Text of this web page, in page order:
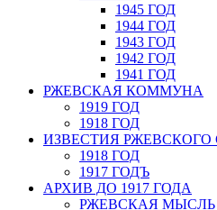
1945 ГОД
1944 ГОД
1943 ГОД
1942 ГОД
1941 ГОД
РЖЕВСКАЯ КОММУНА
1919 ГОД
1918 ГОД
ИЗВЕСТИЯ РЖЕВСКОГО
1918 ГОД
1917 ГОДЪ
АРХИВ ДО 1917 ГОДА
РЖЕВСКАЯ МЫСЛЬ